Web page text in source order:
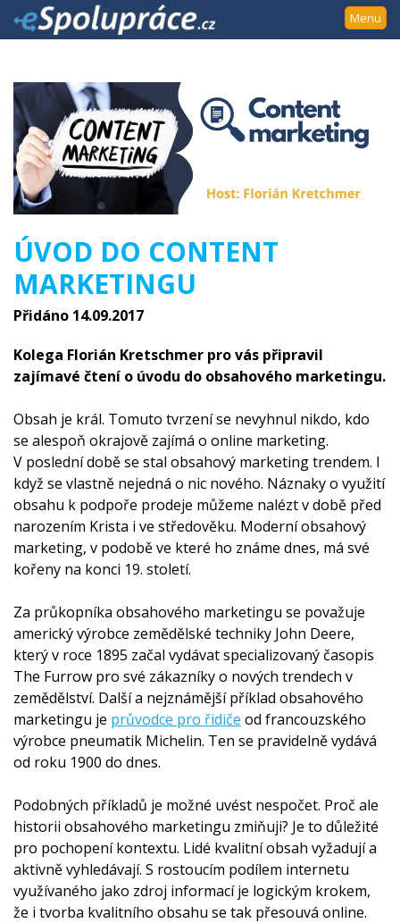
Přejít
k
na
obsah
Přejít
k
postrannímu
sloupci
zkratky
Menu
ÚVOD DO CONTENT
MARKETINGU
Přidáno 14.09.2017
Kolega Florián Kretschmer pro vás připravil
zajímavé čtení o úvodu do obsahového marketingu.
Obsah je král. Tomuto tvrzení se nevyhnul nikdo, kdo
se alespoň okrajově zajímá o online marketing.
V poslední době se stal obsahový marketing trendem. I
když se vlastně nejedná o nic nového. Náznaky o využití
obsahu k podpoře prodeje můžeme nalézt v době před
narozením Krista i ve středověku. Moderní obsahový
marketing, v podobě ve které ho známe dnes, má své
kořeny na konci 19. století.
Za průkopníka obsahového marketingu se považuje
americký výrobce zemědělské techniky John Deere,
který v roce 1895 začal vydávat specializovaný časopis
The Furrow pro své zákazníky o nových trendech v
zemědělství. Další a nejznámější příklad obsahového
marketingu je průvodce pro řidiče od francouzského
výrobce pneumatik Michelin. Ten se pravidelně vydává
od roku 1900 do dnes.
Podobných příkladů je možné uvést nespočet. Proč ale
historii obsahového marketingu zmiňuji? Je to důležité
pro pochopení kontextu. Lidé kvalitní obsah vyžadují a
aktivně vyhledávají. S rostoucím podílem internetu
využívaného jako zdroj informací je logickým krokem,
že i tvorba kvalitního obsahu se tak přesouvá online.